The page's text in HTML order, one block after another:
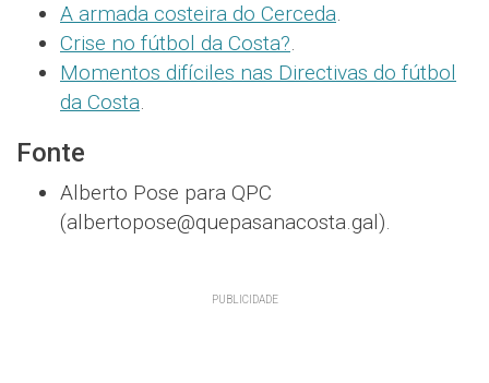
A armada costeira do Cerceda.
Crise no fútbol da Costa?.
Momentos difíciles nas Directivas do fútbol
da Costa.
Fonte
Alberto Pose para QPC
(albertopose@quepasanacosta.gal).